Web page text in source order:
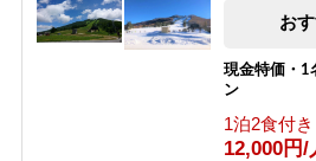
方にオスス
7,425円/
で５００円
ン！
お
現金特価・
ン
1泊2食付き
12,000円/